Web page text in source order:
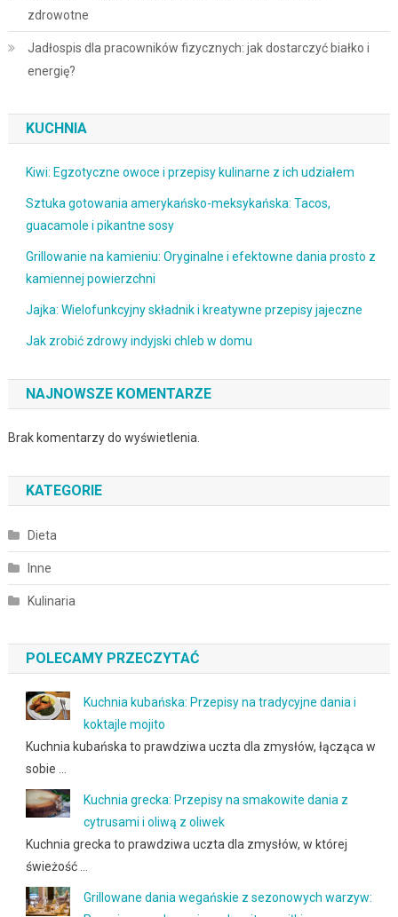
zdrowotne
Jadłospis dla pracowników fizycznych: jak dostarczyć białko i
energię?
KUCHNIA
Kiwi: Egzotyczne owoce i przepisy kulinarne z ich udziałem
Sztuka gotowania amerykańsko-meksykańska: Tacos,
guacamole i pikantne sosy
Grillowanie na kamieniu: Oryginalne i efektowne dania prosto z
kamiennej powierzchni
Jajka: Wielofunkcyjny składnik i kreatywne przepisy jajeczne
Jak zrobić zdrowy indyjski chleb w domu
NAJNOWSZE KOMENTARZE
Brak komentarzy do wyświetlenia.
KATEGORIE
Dieta
Inne
Kulinaria
POLECAMY PRZECZYTAĆ
Kuchnia kubańska: Przepisy na tradycyjne dania i
koktajle mojito
Kuchnia kubańska to prawdziwa uczta dla zmysłów, łącząca w
sobie …
Kuchnia grecka: Przepisy na smakowite dania z
cytrusami i oliwą z oliwek
Kuchnia grecka to prawdziwa uczta dla zmysłów, w której
świeżość …
Grillowane dania wegańskie z sezonowych warzyw: